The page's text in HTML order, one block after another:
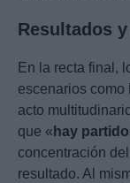
Resultados
En la recta final,
escenarios como
acto
que « hay partido
concentración
resultado. Al